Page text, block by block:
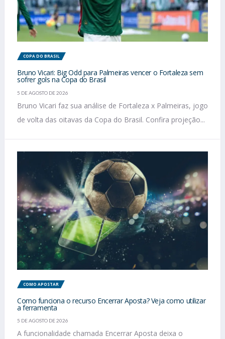
COPA DO BRASIL
Bruno Vicari: Big Odd para Palmeiras vencer o Fortaleza sem
sofrer gols na Copa do Brasil
5 DE AGOSTO DE 2026
Bruno Vicari faz sua análise de Fortaleza x Palmeiras, jogo
de volta das oitavas da Copa do Brasil. Confira projeção...
COMO APOSTAR
Como funciona o recurso Encerrar Aposta? Veja como utilizar
a ferramenta
5 DE AGOSTO DE 2026
A funcionalidade chamada Encerrar Aposta deixa o